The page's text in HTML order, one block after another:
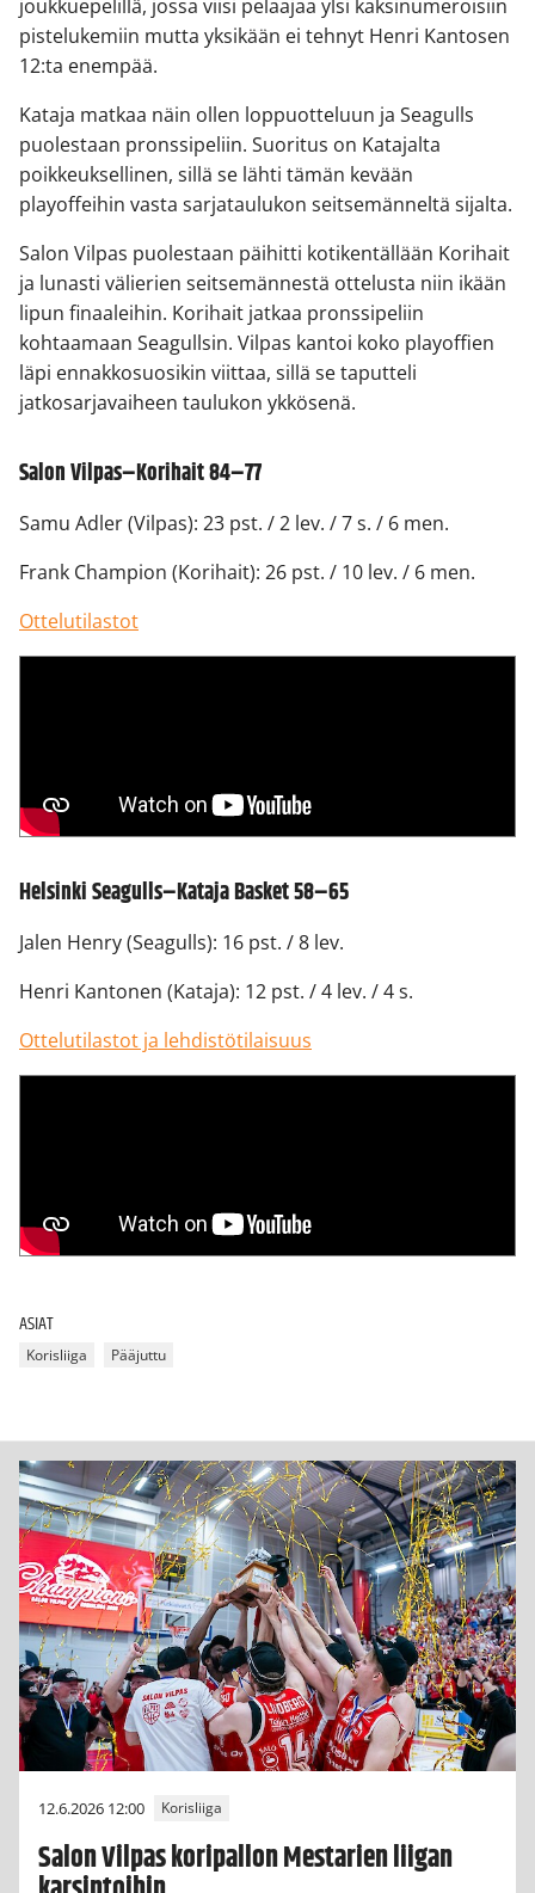
joukkuepelillä, jossa viisi pelaajaa ylsi kaksinumeroisiin
pistelukemiin mutta yksikään ei tehnyt Henri Kantosen
12:ta enempää.
Kataja matkaa näin ollen loppuotteluun ja Seagulls
puolestaan pronssipeliin. Suoritus on Katajalta
poikkeuksellinen, sillä se lähti tämän kevään
playoffeihin vasta sarjataulukon seitsemänneltä sijalta.
Salon Vilpas puolestaan päihitti kotikentällään Korihait
ja lunasti välierien seitsemännestä ottelusta niin ikään
lipun finaaleihin. Korihait jatkaa pronssipeliin
kohtaamaan Seagullsin. Vilpas kantoi koko playoffien
läpi ennakkosuosikin viittaa, sillä se taputteli
jatkosarjavaiheen taulukon ykkösenä.
Salon Vilpas–Korihait 84–77
Samu Adler (Vilpas): 23 pst. / 2 lev. / 7 s. / 6 men.
Frank Champion (Korihait): 26 pst. / 10 lev. / 6 men.
Ottelutilastot
Helsinki Seagulls–Kataja Basket 58–65
Jalen Henry (Seagulls): 16 pst. / 8 lev.
Henri Kantonen (Kataja): 12 pst. / 4 lev. / 4 s.
Ottelutilastot ja lehdistötilaisuus
ASIAT
Korisliiga Pääjuttu
12.6.2026 12:00 Korisliiga
Salon Vilpas koripallon Mestarien liigan